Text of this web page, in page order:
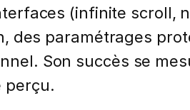
(infinite scroll,
des paramétrages
Son succès se
perçu.